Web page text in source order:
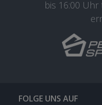
bis 16:00
FOLGE UNS AUF